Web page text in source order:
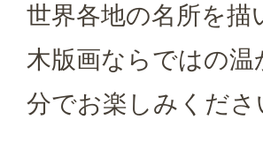
世界各地の名所を
木版画ならではの
分でお楽しみくださ